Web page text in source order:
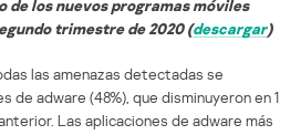
de los nuevos programas móviles
trimestre de 2020 (descargar)
las amenazas detectadas se
de adware (48%), que disminuyeron en 1
Las aplicaciones de adware más